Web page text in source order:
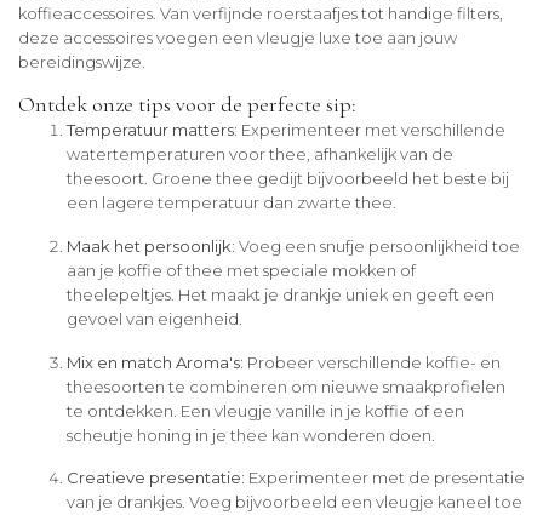
koffieaccessoires. Van verfijnde roerstaafjes tot handige filters,
deze accessoires voegen een vleugje luxe toe aan jouw
bereidingswijze.
Ontdek onze tips voor de perfecte sip:
Temperatuur matters: Experimenteer met verschillende
watertemperaturen voor thee, afhankelijk van de
theesoort. Groene thee gedijt bijvoorbeeld het beste bij
een lagere temperatuur dan zwarte thee.
Maak het persoonlijk: Voeg een snufje persoonlijkheid toe
aan je koffie of thee met speciale mokken of
theelepeltjes. Het maakt je drankje uniek en geeft een
gevoel van eigenheid.
Mix en match Aroma's: Probeer verschillende koffie- en
theesoorten te combineren om nieuwe smaakprofielen
te ontdekken. Een vleugje vanille in je koffie of een
scheutje honing in je thee kan wonderen doen.
Creatieve presentatie: Experimenteer met de presentatie
van je drankjes. Voeg bijvoorbeeld een vleugje kaneel toe